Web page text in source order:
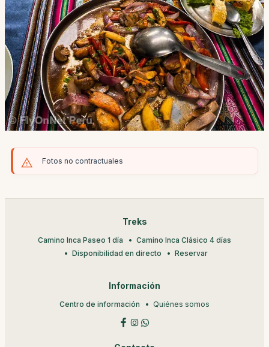
Fotos no contractuales
Treks
Camino Inca Paseo 1 día
Camino Inca Clásico 4 días
Disponibilidad en directo
Reservar
Información
Centro de información Quiénes somos